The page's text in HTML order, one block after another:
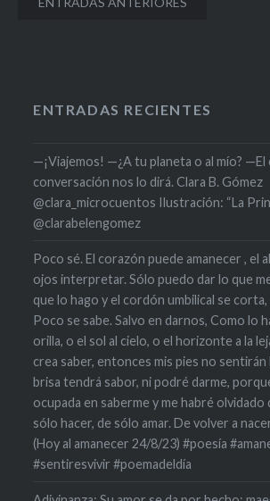
ENTRADAS RECIENTES
—¡Viajemos! —¿A tu planeta o al mío? —El
conversación nos lo dirá. Clara B. Gómez
@clara_microcuentos Ilustración: “La
@clarabelengomez
Poco sé. El corazón puede amanecer , el
ojos interpretar. Sólo puedo dar lo que
que lo hago y el cordón umbilical se corta,
Poco se sabe. Salvo en darnos, Como lo
orilla, o el sol al cielo, o el horizonte a la
crea saber, entonces mis pies no sentirán
brisa tendrá sabor, ni podré darme,
ocupada en saberme y me habré olvidado
sólo hacer, de sólo amar. De volver a
(Hoy al amanecer 24/8/23) #poesía
#sentiresvivir #poemadeldía